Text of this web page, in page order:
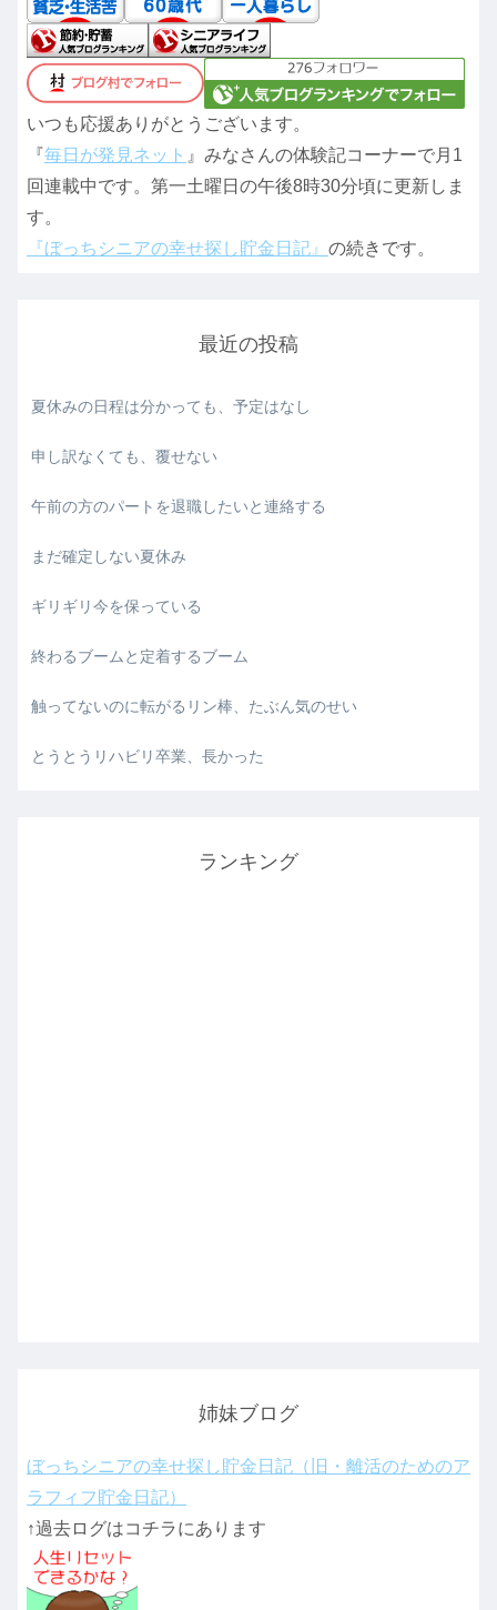
いつも応援ありがとうございます。
『毎日が発見ネット 』みなさんの体験記コーナーで月1
回連載中です。第一土曜日の午後8時30分頃に更新しま
す。
『ぼっちシニアの幸せ探し貯金日記』 の続きです。
最近の投稿
夏休みの日程は分かっても、予定はなし
申し訳なくても、覆せない
午前の方のパートを退職したいと連絡する
まだ確定しない夏休み
ギリギリ今を保っている
終わるブームと定着するブーム
触ってないのに転がるリン棒、たぶん気のせい
とうとうリハビリ卒業、長かった
ランキング
姉妹ブログ
ぼっちシニアの幸せ探し貯金日記（旧・離活のためのア
ラフィフ貯金日記）
↑過去ログはコチラにあります